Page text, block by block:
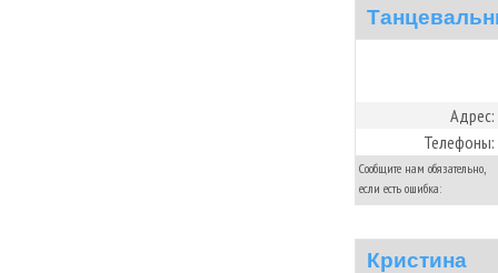
Адрес:
Телефоны:
Сообщите нам обязательно,
если есть ошибка:
Кристина